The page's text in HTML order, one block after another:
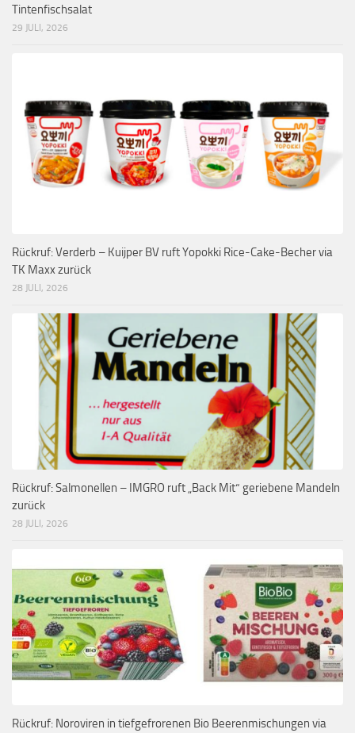
Tintenfischsalat
29 JULI, 2026
Rückruf: Verderb – Kuijper BV ruft Yopokki Rice-Cake-Becher via
TK Maxx zurück
28 JULI, 2026
Rückruf: Salmonellen – IMGRO ruft „Back Mit“ geriebene Mandeln
zurück
28 JULI, 2026
Rückruf: Noroviren in tiefgefrorenen Bio Beerenmischungen via